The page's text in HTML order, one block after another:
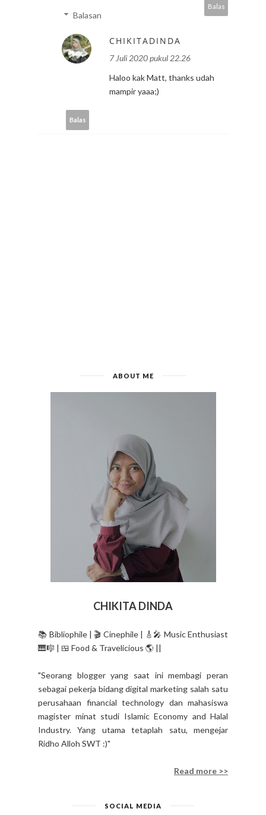
Balas
Balasan
CHIKITADINDA
7 Juli 2020 pukul 22.26
Haloo kak Matt, thanks udah
mampir yaaa;)
Balas
ABOUT ME
CHIKITA DINDA
📚 Bibliophile | 🎬 Cinephile | 🎸🎤 Music Enthusiast
🎹🎼 | 🍱 Food & Travelicious 🌎 ||
"Seorang blogger yang saat ini membagi peran
sebagai pekerja bidang digital marketing salah satu
perusahaan financial technology dan mahasiswa
magister minat studi Islamic Economy and Halal
Industry. Yang utama tetaplah satu, mengejar
Ridho Alloh SWT :)"
Read more >>
SOCIAL MEDIA